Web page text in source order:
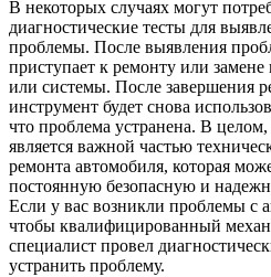
В некоторых случаях могут
диагностические тесты для
проблемы. После выявления
приступает к ремонту или
или системы. После завершения
инструмент будет снова
что проблема устранена. В
является важной частью
ремонта автомобиля, которая
постоянную безопасную и
Если у вас возникли проблемы с
чтобы квалифицированный
специалист провел
устранить проблему.